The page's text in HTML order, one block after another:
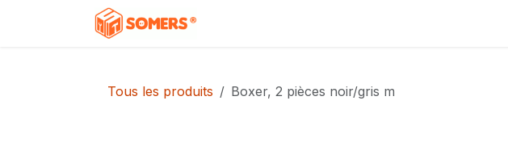
Se rendre au contenu
Tous les produits Boxer, 2 pièces noir/gris m